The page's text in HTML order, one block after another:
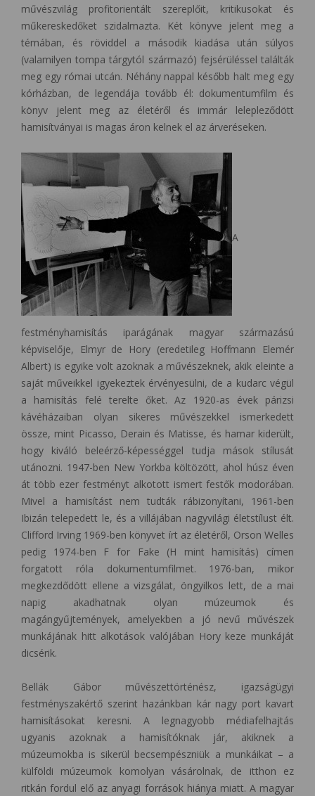
művészvilág profitorientált szereplőit, kritikusokat és
műkereskedőket szidalmazta. Két könyve jelent meg a
témában, és röviddel a második kiadása után súlyos
(valamilyen tompa tárgytól származó) fejsérüléssel találták
meg egy római utcán. Néhány nappal később halt meg egy
kórházban, de legendája tovább él: dokumentumfilm és
könyv jelent meg az életéről és immár lelepleződött
hamisítványai is magas áron kelnek el az árveréseken.
A
festményhamisítás iparágának magyar származású
képviselője, Elmyr de Hory (eredetileg Hoffmann Elemér
Albert) is egyike volt azoknak a művészeknek, akik eleinte a
saját műveikkel igyekeztek érvényesülni, de a kudarc végül
a hamisítás felé terelte őket. Az 1920-as évek párizsi
kávéházaiban olyan sikeres művészekkel ismerkedett
össze, mint Picasso, Derain és Matisse, és hamar kiderült,
hogy kiváló beleérző-képességgel tudja mások stílusát
utánozni. 1947-ben New Yorkba költözött, ahol húsz éven
át több ezer festményt alkotott ismert festők modorában.
Mivel a hamisítást nem tudták rábizonyítani, 1961-ben
Ibizán telepedett le, és a villájában nagyvilági életstílust élt.
Clifford Irving 1969-ben könyvet írt az életéről, Orson Welles
pedig 1974-ben F for Fake (H mint hamisítás) címen
forgatott róla dokumentumfilmet. 1976-ban, mikor
megkezdődött ellene a vizsgálat, öngyilkos lett, de a mai
napig akadhatnak olyan múzeumok és
magángyűjtemények, amelyekben a jó nevű művészek
munkájának hitt alkotások valójában Hory keze munkáját
dicsérik.
Bellák Gábor művészettörténész, igazságügyi
festményszakértő szerint hazánkban kár nagy port kavart
hamisításokat keresni. A legnagyobb médiafelhajtás
ugyanis azoknak a hamisítóknak jár, akiknek a
múzeumokba is sikerül becsempészniük a munkáikat – a
külföldi múzeumok komolyan vásárolnak, de itthon ez
ritkán fordul elő az anyagi források hiánya miatt. A magyar